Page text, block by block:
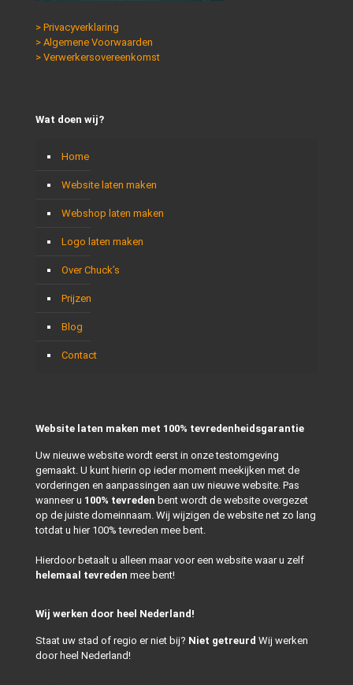
> Privacyverklaring
> Algemene Voorwaarden
> Verwerkersovereenkomst
Wat doen wij?
Home
Website laten maken
Webshop laten maken
Logo laten maken
Over Chuck’s
Prijzen
Blog
Contact
Website laten maken met 100% tevredenheidsgarantie
Uw nieuwe website wordt eerst in onze testomgeving
gemaakt. U kunt hierin op ieder moment meekijken met de
vorderingen en aanpassingen aan uw nieuwe website. Pas
wanneer u 100% tevreden bent wordt de website overgezet
op de juiste domeinnaam. Wij wijzigen de website net zo lang
totdat u hier 100% tevreden mee bent.
Hierdoor betaalt u alleen maar voor een website waar u zelf
helemaal tevreden mee bent!
Wij werken door heel Nederland!
Staat uw stad of regio er niet bij? Niet getreurd Wij werken
door heel Nederland!